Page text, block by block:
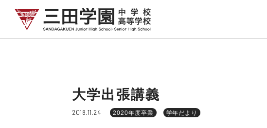
大学出張講義
2018.11.24 2020年度卒業 学年だより